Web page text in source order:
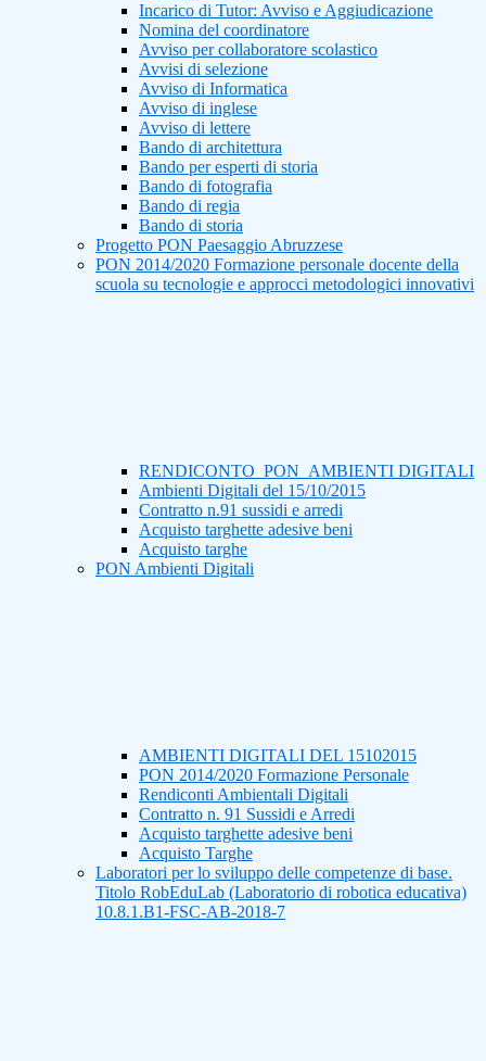
Incarico di Tutor: Avviso e Aggiudicazione
Nomina del coordinatore
Avviso per collaboratore scolastico
Avvisi di selezione
Avviso di Informatica
Avviso di inglese
Avviso di lettere
Bando di architettura
Bando per esperti di storia
Bando di fotografia
Bando di regia
Bando di storia
Progetto PON Paesaggio Abruzzese
PON 2014/2020 Formazione personale docente della
scuola su tecnologie e approcci metodologici innovativi
RENDICONTO_PON_AMBIENTI DIGITALI
Ambienti Digitali del 15/10/2015
Contratto n.91 sussidi e arredi
Acquisto targhette adesive beni
Acquisto targhe
PON Ambienti Digitali
AMBIENTI DIGITALI DEL 15102015
PON 2014/2020 Formazione Personale
Rendiconti Ambientali Digitali
Contratto n. 91 Sussidi e Arredi
Acquisto targhette adesive beni
Acquisto Targhe
Laboratori per lo sviluppo delle competenze di base.
Titolo RobEduLab (Laboratorio di robotica educativa)
10.8.1.B1-FSC-AB-2018-7